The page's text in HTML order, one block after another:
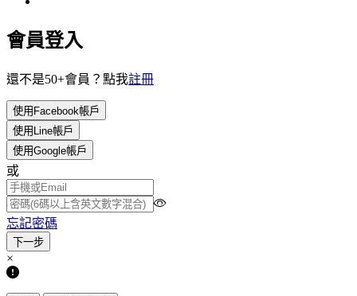
會員登入
還不是50+會員？點我註冊
使用Facebook帳戶
使用Line帳戶
使用Google帳戶
或
忘記密碼
×